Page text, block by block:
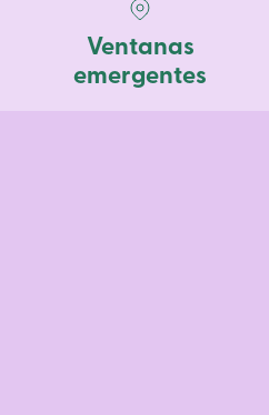
Ventanas
emergentes